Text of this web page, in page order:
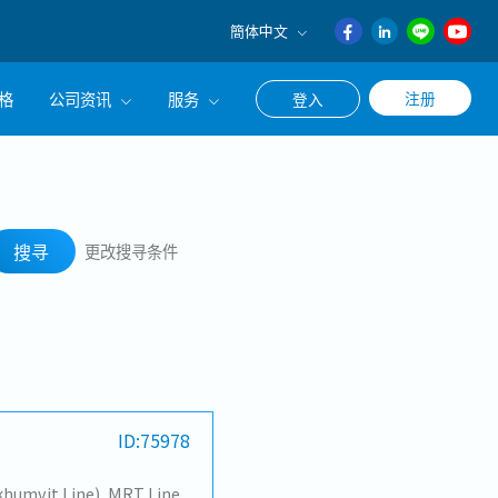
簡体中文
English
日本語
公司资讯
团CEO致辞
服务 登入 注册
搜寻 更改搜寻条件
ID:75978
BTS (Silom Line), BTS (Sukhumvit Line), MRT Line, Rama III, Ratchadapisek - Phetchaburi, Phaya Thai, Ratchathewi, Pathum Wan, Huai Khwang, Dusit, Phra Nakhon, Pom Prap Sattru Phai, Samphanthawong